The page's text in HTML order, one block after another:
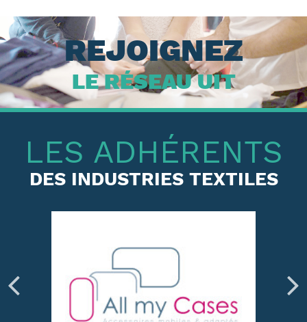
REJOIGNEZ
LE RÉSEAU UIT
LES ADHÉRENTS
DES INDUSTRIES TEXTILES